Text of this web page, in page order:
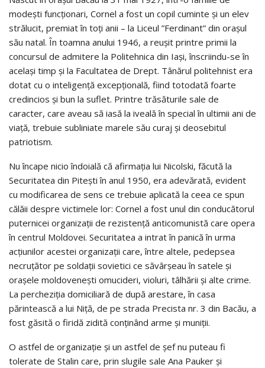
modești funcționari, Cornel a fost un copil cuminte și un elev
strălucit, premiat în toți anii – la Liceul ”Ferdinant” din orașul
său natal. În toamna anului 1946, a reușit printre primii la
concursul de admitere la Politehnica din Iași, înscriindu-se în
același timp și la Facultatea de Drept. Tânărul politehnist era
dotat cu o inteligență excepțională, fiind totodată foarte
credincios și bun la suflet. Printre trăsăturile sale de
caracter, care aveau să iasă la iveală în special în ultimii ani de
viață, trebuie subliniate marele său curaj și deosebitul
patriotism.
Nu încape nicio îndoială că afirmația lui Nicolski, făcută la
Securitatea din Pitești în anul 1950, era adevărată, evident
cu modificarea de sens ce trebuie aplicată la ceea ce spun
călăii despre victimele lor: Cornel a fost unul din conducătorul
puternicei organizații de rezistență anticomunistă care opera
în centrul Moldovei. Securitatea a intrat în panică în urma
acțiunilor acestei organizații care, între altele, pedepsea
necruțător pe soldații sovietici ce săvârșeau în satele și
orașele moldovenești omucideri, violuri, tâlhării și alte crime.
La percheziția domiciliară de după arestare, în casa
părintească a lui Niță, de pe strada Precista nr. 3 din Bacău, a
fost găsită o firidă zidită conținând arme și muniții.
O astfel de organizație și un astfel de șef nu puteau fi
tolerate de Stalin care, prin slugile sale Ana Pauker și